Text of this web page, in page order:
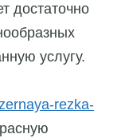
достаточно
услугу.
rezka-